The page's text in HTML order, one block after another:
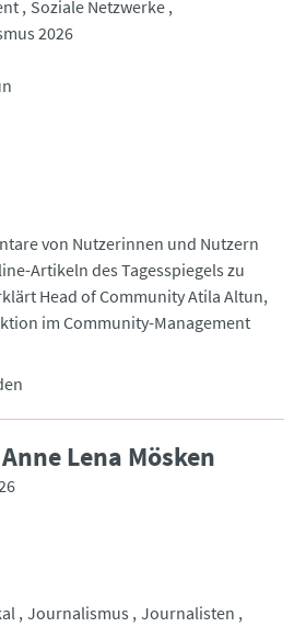
Soziale Netzwerke
2026
von Nutzerinnen und Nutzern
Artikeln des Tagesspiegels zu
Head of Community Atila Altun,
im Community-Management
Lena Mösken
Journalismus Journalisten